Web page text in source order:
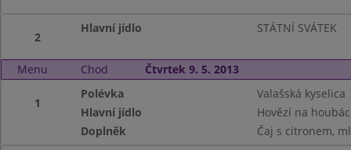
2
Hlavní jídlo STÁTNÍ SVÁTEK
Menu Chod Čtvrtek 9. 5. 2013
1
Polévka
Valašská kyselica
Hlavní jídlo
Hovězí na
Doplněk
Čaj s citronem,